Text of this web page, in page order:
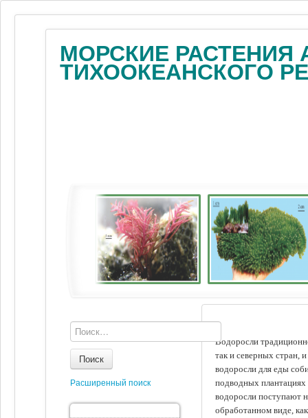
МОРСКИЕ РАСТЕНИЯ
ТИХООКЕАНСКОГО
Водоросли
так и северных стран,
водоросли для еды
подводных
водоросли поступают
обработанном виде,
Поиск
Расширенный поиск